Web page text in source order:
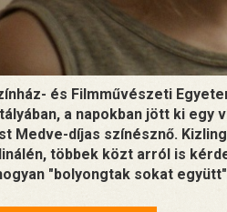
és Filmművészeti
a napokban jött ki egy
Medve-díjas színésznő.
többek közt arról is
"bolyongtak sokat